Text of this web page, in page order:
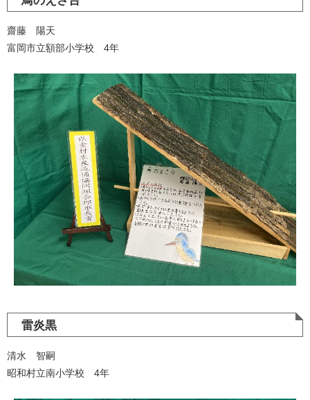
齋藤 陽天
富岡市立額部小学校 4年
雷炎黒
清水 智嗣
昭和村立南小学校 4年